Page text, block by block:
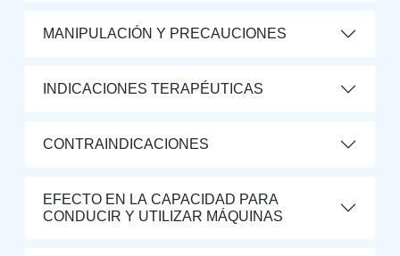
MANIPULACIÓN Y PRECAUCIONES
INDICACIONES TERAPÉUTICAS
CONTRAINDICACIONES
EFECTO EN LA CAPACIDAD PARA
CONDUCIR Y UTILIZAR MÁQUINAS